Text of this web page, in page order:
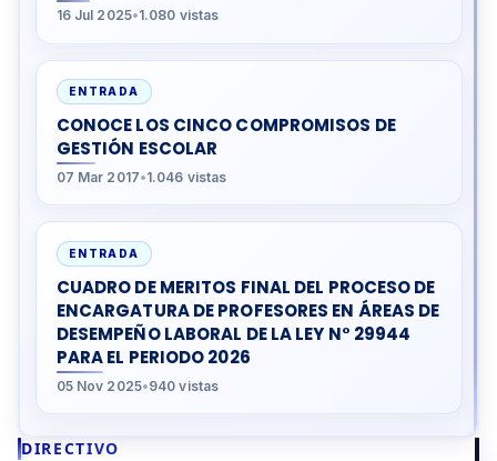
DIRECTIVO
16 Jul 2025•1.080 vistas
ENTRADA
CONOCE LOS CINCO COMPROMISOS DE
GESTIÓN ESCOLAR
07 Mar 2017•1.046 vistas
ENTRADA
CUADRO DE MERITOS FINAL DEL PROCESO DE
ENCARGATURA DE PROFESORES EN ÁREAS DE
DESEMPEÑO LABORAL DE LA LEY N° 29944
PARA EL PERIODO 2026
05 Nov 2025•940 vistas